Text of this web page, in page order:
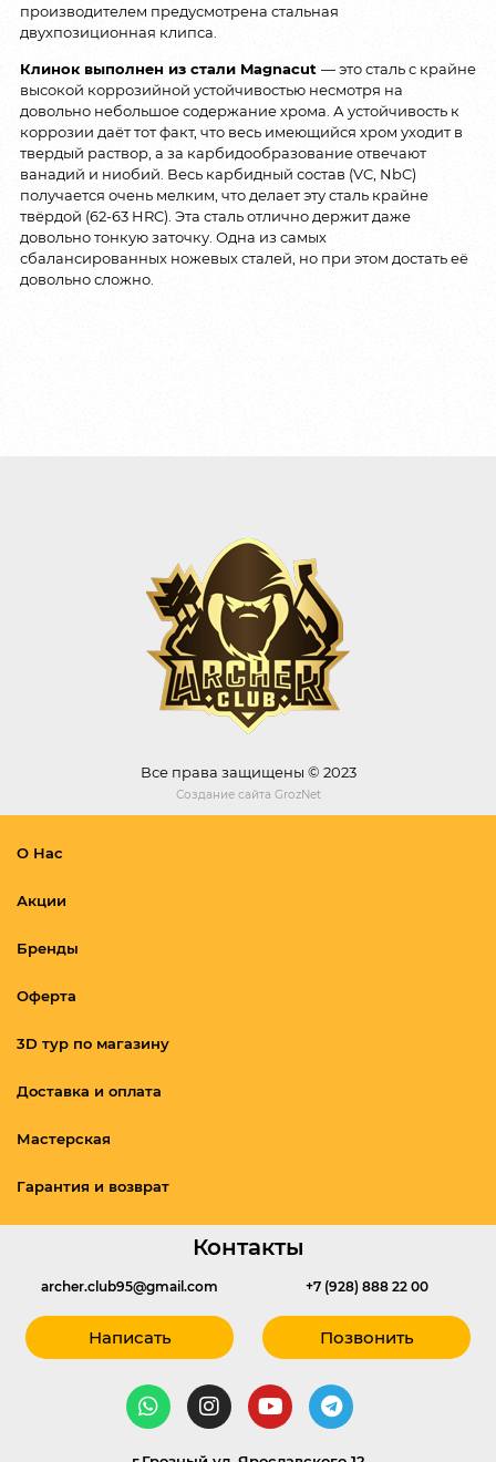
производителем предусмотрена стальная
двухпозиционная клипса.
Клинок выполнен из стали Magnacut — это сталь с крайне
высокой коррозийной устойчивостью несмотря на
довольно небольшое содержание хрома. А устойчивость к
коррозии даёт тот факт, что весь имеющийся хром уходит в
твердый раствор, а за карбидообразование отвечают
ванадий и ниобий. Весь карбидный состав (VC, NbC)
получается очень мелким, что делает эту сталь крайне
твёрдой (62-63 HRC). Эта сталь отлично держит даже
довольно тонкую заточку. Одна из самых
сбалансированных ножевых сталей, но при этом достать её
довольно сложно.
Все права защищены © 2023
Создание сайта GrozNet
О Нас
Акции
Бренды
Оферта
3D тур по магазину
Доставка и оплата
Мастерская
Гарантия и возврат
Контакты
archer.club95@gmail.com
Написать
+7 (928) 888 22 00
Позвонить